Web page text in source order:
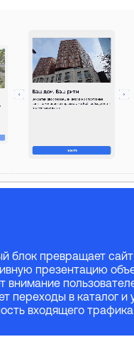
блок превращает сайт
презентацию
внимание
переходы в каталог и
входящего трафика